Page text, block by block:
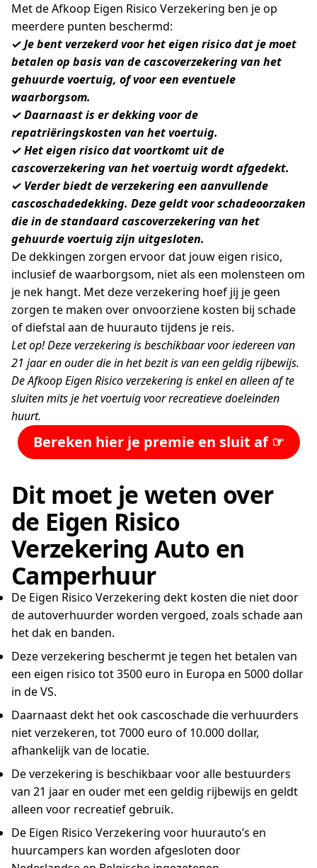
Met de Afkoop Eigen Risico Verzekering ben je op
meerdere punten beschermd:
✓ Je bent verzekerd voor het eigen risico dat je moet
betalen op basis van de cascoverzekering van het
gehuurde voertuig, of voor een eventuele
waarborgsom.
✓ Daarnaast is er dekking voor de
repatriëringskosten van het voertuig.
✓ Het eigen risico dat voortkomt uit de
cascoverzekering van het voertuig wordt afgedekt.
✓ Verder biedt de verzekering een aanvullende
cascoschadedekking. Deze geldt voor schadeoorzaken
die in de standaard cascoverzekering van het
gehuurde voertuig zijn uitgesloten.
De dekkingen zorgen ervoor dat jouw eigen risico,
inclusief de waarborgsom, niet als een molensteen om
je nek hangt. Met deze verzekering hoef jij je geen
zorgen te maken over onvoorziene kosten bij schade
of diefstal aan de huurauto tijdens je reis.
Let op! Deze verzekering is beschikbaar voor iedereen van
21 jaar en ouder die in het bezit is van een geldig rijbewijs.
De Afkoop Eigen Risico verzekering is enkel en alleen af te
sluiten mits je het voertuig voor recreatieve doeleinden
huurt.
Bereken hier je premie en sluit af ☞
Dit moet je weten over
de Eigen Risico
Verzekering Auto en
Camperhuur
De Eigen Risico Verzekering dekt kosten die niet door
de autoverhuurder worden vergoed, zoals schade aan
het dak en banden.
Deze verzekering beschermt je tegen het betalen van
een eigen risico tot 3500 euro in Europa en 5000 dollar
in de VS.
Daarnaast dekt het ook cascoschade die verhuurders
niet verzekeren, tot 7000 euro of 10.000 dollar,
afhankelijk van de locatie.
De verzekering is beschikbaar voor alle bestuurders
van 21 jaar en ouder met een geldig rijbewijs en geldt
alleen voor recreatief gebruik.
De Eigen Risico Verzekering voor huurauto’s en
huurcampers kan worden afgesloten door